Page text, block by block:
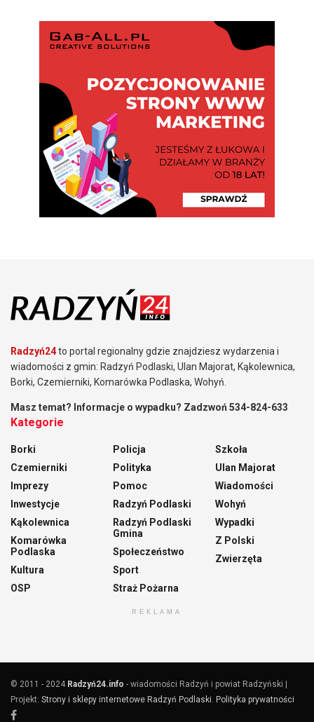
Radzyń24to portal regionalny gdzie znajdziesz wydarzenia i
wiadomości z gmin: Radzyń Podlaski, Ulan Majorat, Kąkolewnica,
Borki, Czemierniki, Komarówka Podlaska, Wohyń.
Masz temat? Informacje o wypadku? Zadzwoń 534-824-633
Kategorie
Borki
Czemierniki
Imprezy
Inwestycje
Kąkolewnica
Komarówka
Podlaska
Kultura
OSP
Policja
Polityka
Pomoc
Radzyń Podlaski
Radzyń Podlaski
Gmina
Społeczeństwo
Sport
Straż Pożarna
Szkoła
Ulan Majorat
Wiadomości
Wohyń
Wypadki
Z Polski
Zwierzęta
REKLAMA
© 2011 - 2024 Radzyń24.info - wiadomości Radzyń i powiat Radzyński |
Projekt: Strony i sklepy internetowe Radzyń Podlaski Polityka prywatności